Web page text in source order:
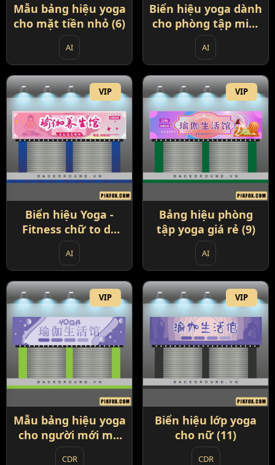
Mẫu bảng hiệu yoga
cho mặt tiền nhỏ (6)
AI
Biển hiệu yoga dành
cho phòng tập mini
(7)
AI
VIP
Biển hiệu Yoga -
Fitness chữ to dễ
đọc (8)
AI
VIP
Bảng hiệu phòng
tập yoga giá rẻ (9)
AI
VIP
Mẫu bảng hiệu yoga
cho người mới mở
(10)
CDR
VIP
Biển hiệu lớp yoga
cho nữ (11)
CDR